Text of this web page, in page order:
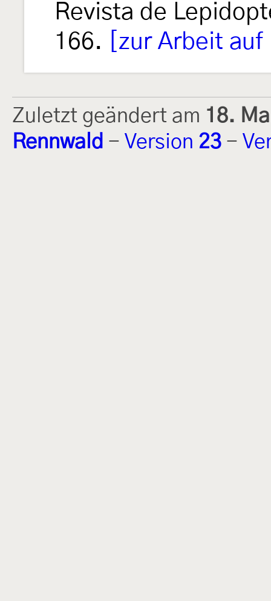
Revista de
166.
[zur Arbeit
Zuletzt geändert am 18.
Rennwald - Version 23 -